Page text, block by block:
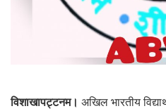
विशाखापट्टनम। अखिल भारतीय